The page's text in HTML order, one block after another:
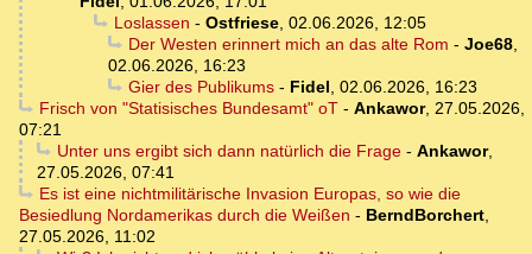
Loslassen - Ostfriese, 02.06.2026, 12:05
Der Westen erinnert mich an das alte Rom - Joe68,
02.06.2026, 16:23
Gier des Publikums- Fidel, 02.06.2026, 16:23
Frisch von "Statisisches Bundesamt" oT- Ankawor, 27.05.2026,
07:21
Unter uns ergibt sich dann natürlich die Frage- Ankawor,
27.05.2026, 07:41
Es ist eine nichtmilitärische Invasion Europas, so wie die
Besiedlung Nordamerikas durch die Weißen - BerndBorchert,
27.05.2026, 11:02